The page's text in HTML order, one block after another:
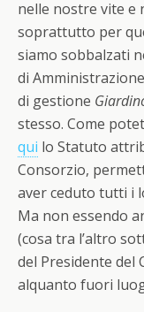
nelle nostre vite e
soprattutto per
siamo sobbalzati
di
di gestione
stesso. Come
qui lo Statuto
Consorzio,
aver ceduto tutti i
Ma non essendo
(cosa tra l’altro
del Presidente del
alquanto fuori